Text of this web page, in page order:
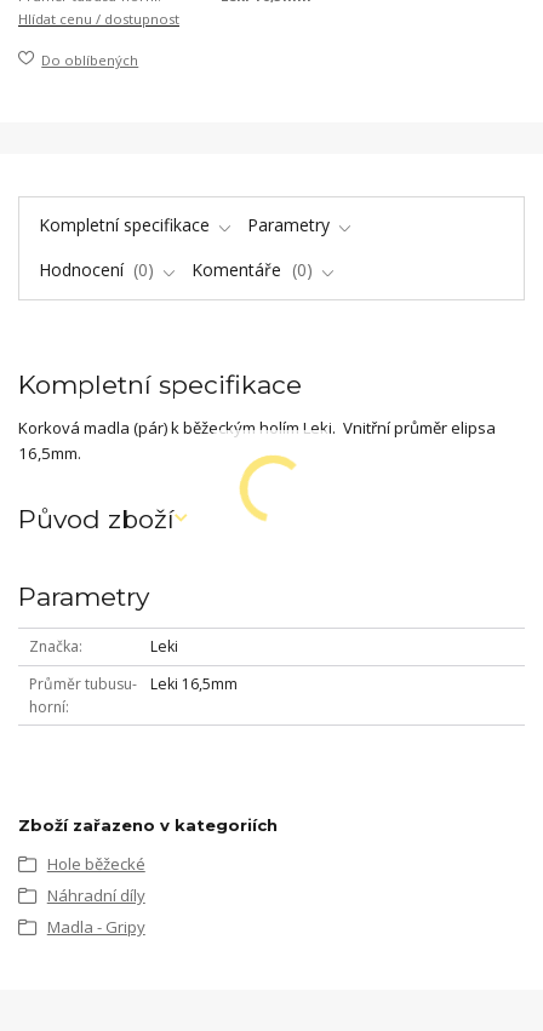
Hlídat cenu / dostupnost
Do oblíbených
Kompletní specifikace
Parametry
Hodnocení
0 Komentáře 0
Kompletní specifikace
Korková madla (pár) k běžeckým holím Leki. Vnitřní průměr elipsa
16,5mm.
Původ zboží
Parametry
Značka
Leki
Průměr tubusu-
horní
Leki 16,5mm
Zboží zařazeno v kategoriích
Hole běžecké
Náhradní díly
Madla - Gripy